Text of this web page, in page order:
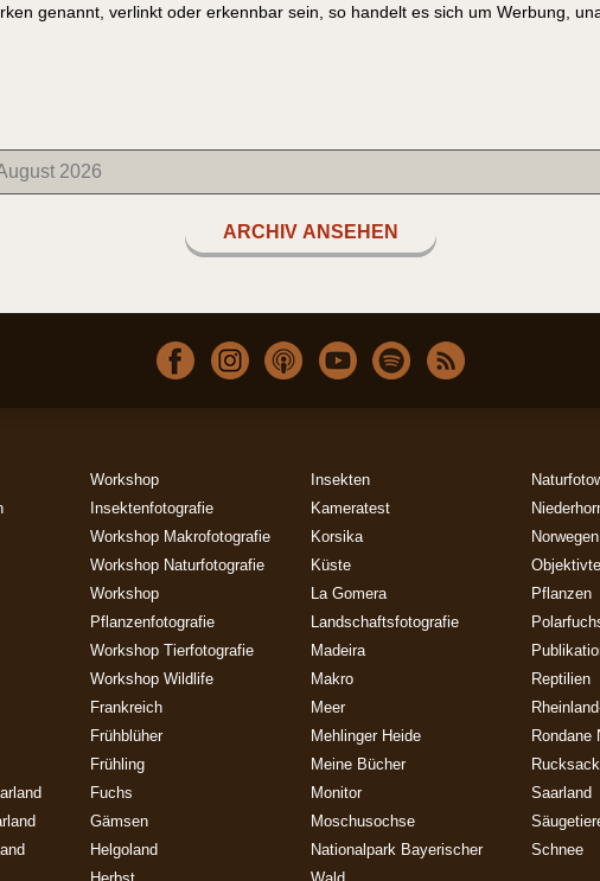
genannt, verlinkt oder erkennbar sein, so handelt es sich um Werbung,
ARCHIV ANSEHEN
Workshop
Insektenfotografie
Workshop Makrofotografie
Workshop Naturfotografie
Workshop
Pflanzenfotografie
Workshop Tierfotografie
Workshop Wildlife
Frankreich
Frühblüher
Frühling
Fuchs
Gämsen
Helgoland
Insekten
Kameratest
Korsika
Küste
La Gomera
Landschaftsfotografie
Madeira
Makro
Meer
Mehlinger Heide
Meine Bücher
Monitor
Moschusochse
Nationalpark Bayerischer
Norwegen
Pflanzen
Reptilien
Rondane
Rucksack
Saarland
Schnee